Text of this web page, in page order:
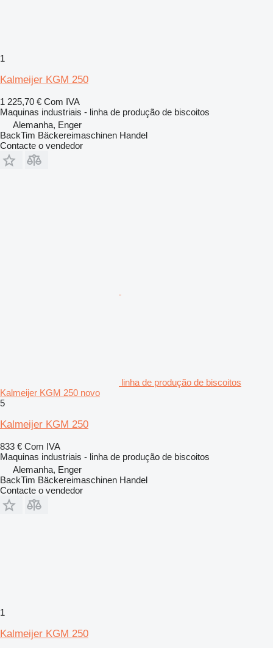
1
Kalmeijer KGM 250
1 225,70 € Com IVA
Maquinas industriais - linha de produção de biscoitos
Alemanha, Enger
BackTim Bäckereimaschinen Handel
Contacte o vendedor
linha de produção de biscoitos
Kalmeijer KGM 250 novo
5
Kalmeijer KGM 250
833 € Com IVA
Maquinas industriais - linha de produção de biscoitos
Alemanha, Enger
BackTim Bäckereimaschinen Handel
Contacte o vendedor
1
Kalmeijer KGM 250